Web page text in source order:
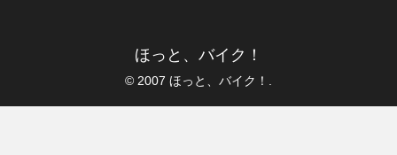
ほっと、バイク！
© 2007 ほっと、バイク！.